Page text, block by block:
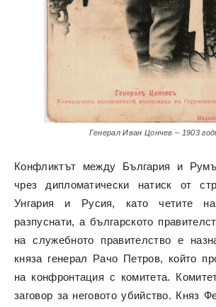
Генерал Иван Цончев – 1903
Конфликтът между България и
чрез дипломатически натиск от
Унгария и Русия, като четите
разпуснати, а българското
на служебното правителство е
княза генерал Рачо Петров, който
на конфронтация с комитета.
заговор за неговото убийство. Княз